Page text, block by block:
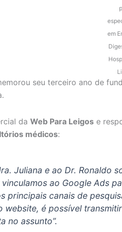
em
seu terceiro ano de
da Web Para Leigos e
médicos:
Juliana e ao Dr. Ronaldo
ao Google Ads
principais canais de
website, é possível
no assunto”.